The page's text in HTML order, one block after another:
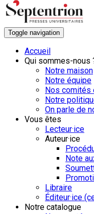
Toggle navigation
Accueil
Qui sommes-nous
Notre maison
Notre équipe
Nos comités
Notre
On parle de
Vous êtes
Lecteur·ice
Auteur·ice
Note
Libraire
Éditeur·ice
Notre catalogue